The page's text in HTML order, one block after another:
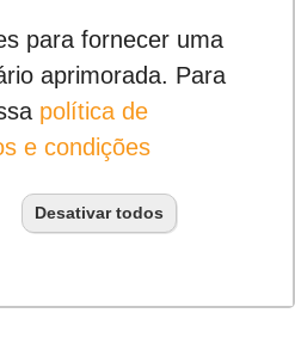
para fornecer uma
aprimorada. Para
política de
e condições
Desativar todos